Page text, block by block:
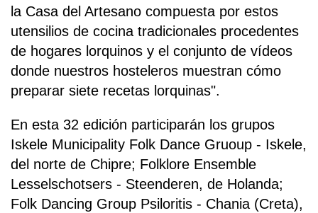
la Casa del Artesano compuesta por estos
utensilios de cocina tradicionales procedentes
de hogares lorquinos y el conjunto de vídeos
donde nuestros hosteleros muestran cómo
preparar siete recetas lorquinas".
En esta 32 edición participarán los grupos
Iskele Municipality Folk Dance Gruoup - Iskele,
del norte de Chipre; Folklore Ensemble
Lesselschotsers - Steenderen, de Holanda;
Folk Dancing Group Psiloritis - Chania (Creta),